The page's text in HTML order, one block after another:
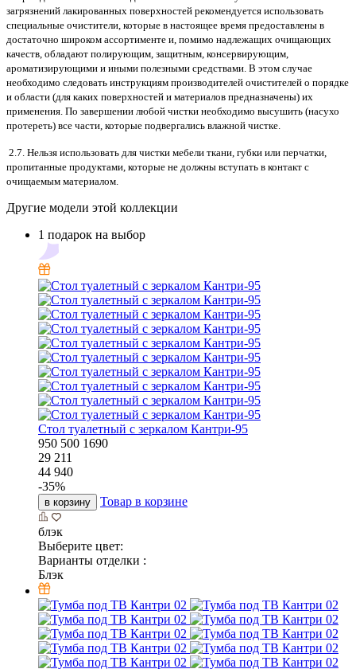
загрязнений лакированных поверхностей рекомендуется использовать
специальные очистители, которые в настоящее время предоставлены в
достаточно широком ассортименте и, помимо надлежащих очищающих
качеств, обладают полирующим, защитным, консервирующим,
ароматизирующими и иными полезными средствами. В этом случае
необходимо следовать инструкциям производителей очистителей о порядке
и области (для каких поверхностей и материалов предназначены) их
применения. По завершении любой чистки необходимо высушить (насухо
протереть) все части, которые подвергались влажной чистке.
2.7. Нельзя использовать для чистки мебели ткани, губки или перчатки,
пропитанные продуктами, которые не должны вступать в контакт с
очищаемым материалом.
Другие модели этой коллекции
1 подарок на выбор
Стол туалетный с зеркалом Кантри-95
950 500 1690
29 211
44 940
-35%
в корзину Товар в корзине
блэк
Выберите цвет:
Варианты отделки :
Блэк